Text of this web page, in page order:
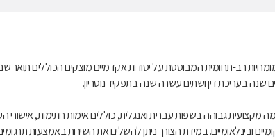
מומחיות רב-תחומית המבוססת על יסודות אקדמיים מוצקים הכוללים
בעריכת דין ושתים עשרה שנה בתפקיד נוטריון.
גבוהה בשפות עברית ואנגלית, כוללים אימות חתימות, אישורי
ובינלאומיים. במידת הצורך ניתן להשלים את השירות באמצעות